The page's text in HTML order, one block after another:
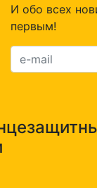
И обо всех
первым!